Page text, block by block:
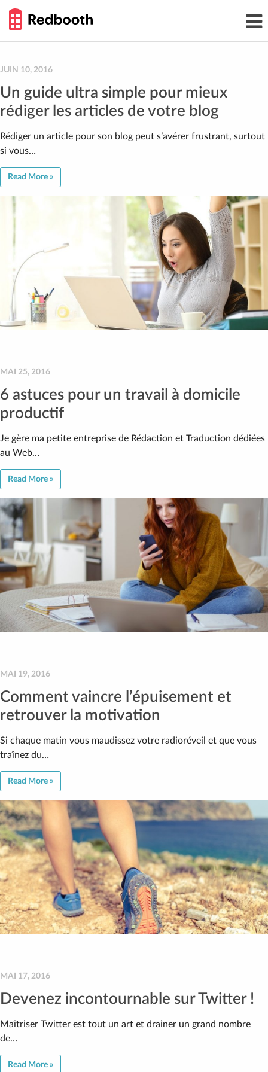
content
GUIDE
JUIN 10, 2016
Un guide ultra simple pour mieux
rédiger les articles de votre blog
Rédiger un article pour son blog peut s’avérer frustrant, surtout
si vous…
Read More »
MAI 25, 2016
6 astuces pour un travail à domicile
productif
Je gère ma petite entreprise de Rédaction et Traduction dédiées
au Web…
Read More »
MAI 19, 2016
Comment vaincre l’épuisement et
retrouver la motivation
Si chaque matin vous maudissez votre radioréveil et que vous
traînez du…
Read More »
MAI 17, 2016
Devenez incontournable sur Twitter !
Maîtriser Twitter est tout un art et drainer un grand nombre
de…
Read More »